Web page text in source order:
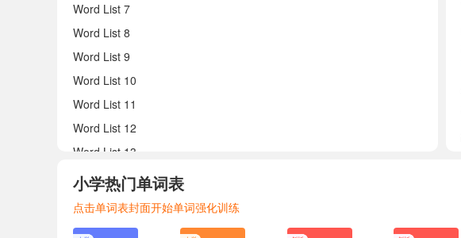
Word List 7
Word List 8
Word List 9
Word List 10
Word List 11
Word List 12
Word List 13
Word List 14
Word List 15
小学热门单词表
点击单词表封面开始单词强化训练